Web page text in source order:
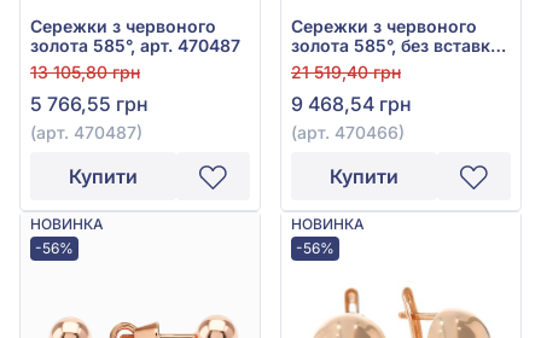
Сережки з червоного
золота 585°, арт. 470487
13 105,80 грн
5 766,55 грн
(арт. 470487)
Купити
Сережки з червоного
золота 585°, без вставки,
арт. 470466
21 519,40 грн
9 468,54 грн
(арт. 470466)
Купити
НОВИНКА
-56%
НОВИНКА
-56%